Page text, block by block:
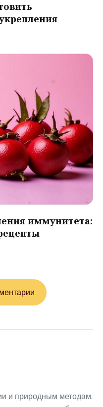
иммунитета:
и природным методам.